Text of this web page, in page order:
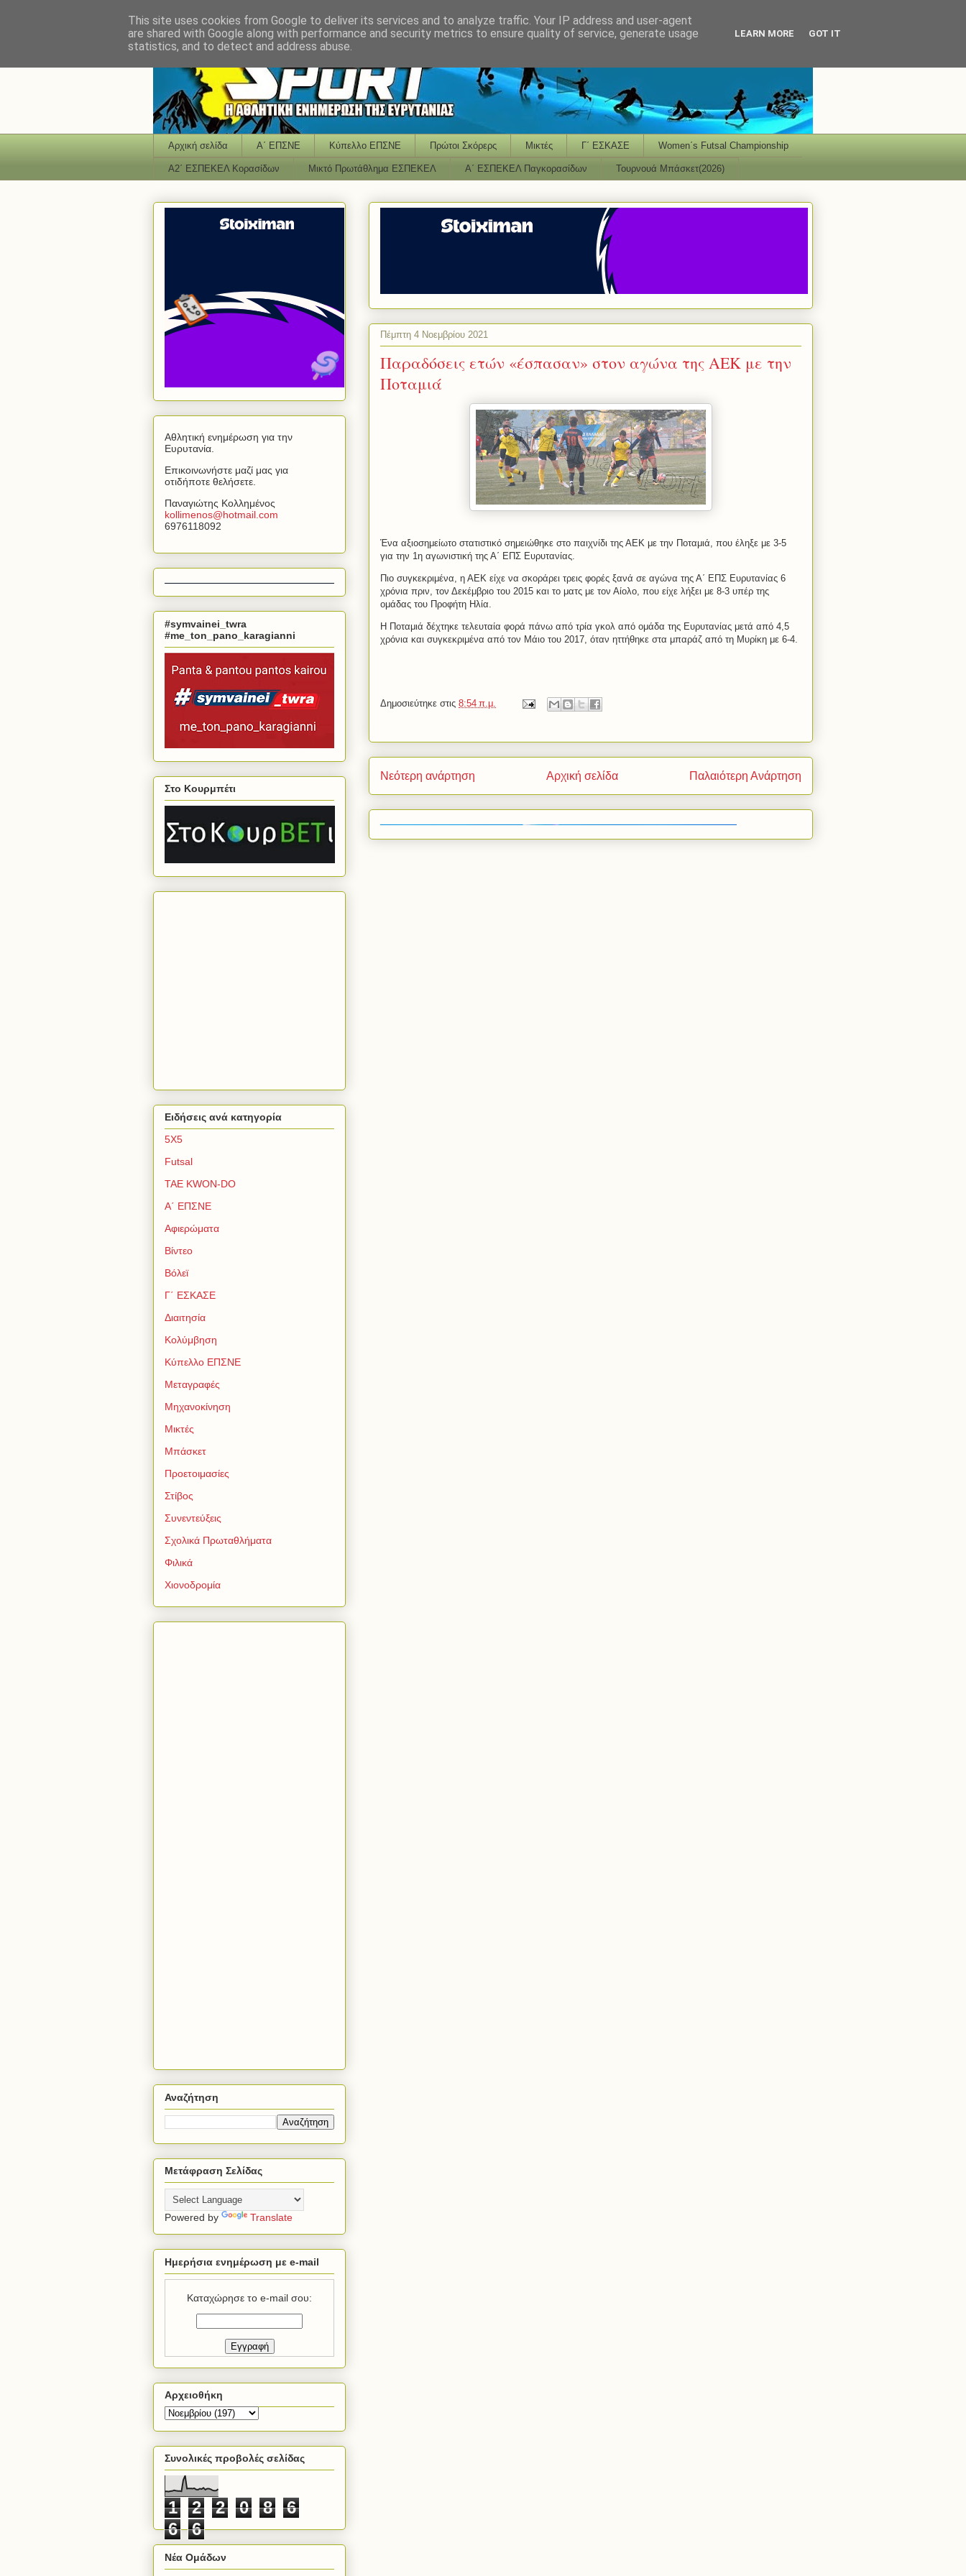
Αρχική σελίδα Α΄ ΕΠΣΝΕ Κύπελλο ΕΠΣΝΕ Πρώτοι Σκόρερς Μικτές Γ΄ ΕΣΚΑΣΕ Women΄s Futsal Championship
Α2΄ ΕΣΠΕΚΕΛ Κορασίδων Μικτό Πρωτάθλημα ΕΣΠΕΚΕΛ Α΄ ΕΣΠΕΚΕΛ Παγκορασίδων Τουρνουά Μπάσκετ(2026)
Πέμπτη 4 Νοεμβρίου 2021
Παραδόσεις ετών «έσπασαν» στον αγώνα της ΑΕΚ με την
Ποταμιά
Ένα αξιοσημείωτο στατιστικό σημειώθηκε στο παιχνίδι της ΑΕΚ με την Ποταμιά, που έληξε με 3-5
για την 1η αγωνιστική της Α΄ ΕΠΣ Ευρυτανίας.
Πιο συγκεκριμένα, η ΑΕΚ είχε να σκοράρει τρεις φορές ξανά σε αγώνα της Α΄ ΕΠΣ Ευρυτανίας 6
χρόνια πριν, τον Δεκέμβριο του 2015 και το ματς με τον Αίολο, που είχε λήξει με 8-3 υπέρ της
ομάδας του Προφήτη Ηλία.
Η Ποταμιά δέχτηκε τελευταία φορά πάνω από τρία γκολ από ομάδα της Ευρυτανίας μετά από 4,5
χρόνια και συγκεκριμένα από τον Μάιο του 2017, όταν ηττήθηκε στα μπαράζ από τη Μυρίκη με 6-4.
Δημοσιεύτηκε στις 8:54 π.μ.
Νεότερη ανάρτηση Παλαιότερη Ανάρτηση
Αρχική σελίδα
Αθλητική ενημέρωση για την
Ευρυτανία.
Επικοινωνήστε μαζί μας για
οτιδήποτε θελήσετε.
Παναγιώτης Κολλημένος
kollimenos@hotmail com
6976118092
#symvainei_twra
#me_ton_pano_karagianni
Στο Κουρμπέτι
Ειδήσεις ανά κατηγορία
5Χ5
Futsal
TAE KWON-DO
Α΄ ΕΠΣΝΕ
Αφιερώματα
Βίντεο
Βόλεϊ
Γ΄ ΕΣΚΑΣΕ
Διαιτησία
Κολύμβηση
Κύπελλο ΕΠΣΝΕ
Μεταγραφές
Μηχανοκίνηση
Μικτές
Μπάσκετ
Προετοιμασίες
Στίβος
Συνεντεύξεις
Σχολικά Πρωταθλήματα
Φιλικά
Χιονοδρομία
Αναζήτηση
Μετάφραση Σελίδας
Powered by Translate
Ημερήσια ενημέρωση με e-mail
Καταχώρησε το e-mail σου:
Αρχειοθήκη
Συνολικές προβολές σελίδας
1 2 2 0 8
6
6
6
Νέα Ομάδων
This site uses cookies from Google to deliver its services and to analyze traffic. Your IP address and user-agent
are shared with Google along with performance and security metrics to ensure quality of service, generate usage
statistics, and to detect and address abuse.
LEARN MORE GOT IT